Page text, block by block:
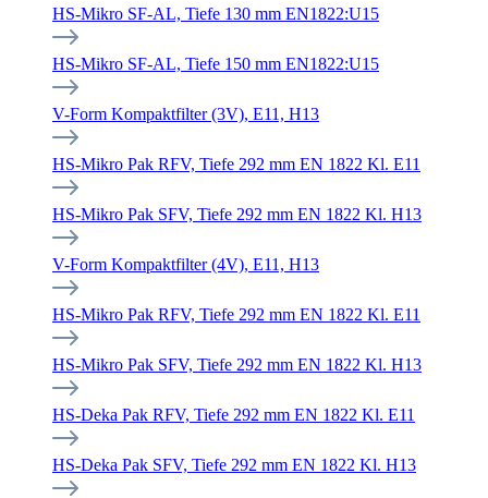
HS-Mikro SF-AL, Tiefe 130 mm EN1822:U15
HS-Mikro SF-AL, Tiefe 150 mm EN1822:U15
V-Form Kompaktfilter (3V), E11, H13
HS-Mikro Pak RFV, Tiefe 292 mm EN 1822 Kl. E11
HS-Mikro Pak SFV, Tiefe 292 mm EN 1822 Kl. H13
V-Form Kompaktfilter (4V), E11, H13
HS-Mikro Pak RFV, Tiefe 292 mm EN 1822 Kl. E11
HS-Mikro Pak SFV, Tiefe 292 mm EN 1822 Kl. H13
HS-Deka Pak RFV, Tiefe 292 mm EN 1822 Kl. E11
HS-Deka Pak SFV, Tiefe 292 mm EN 1822 Kl. H13